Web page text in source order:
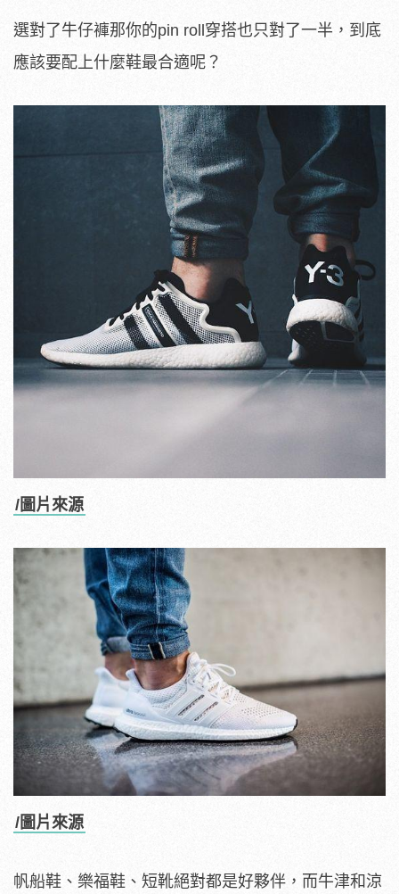
選對了牛仔褲那你的pin roll穿搭也只對了一半，到底
應該要配上什麼鞋最合適呢？
/圖片來源
/圖片來源
帆船鞋、樂福鞋、短靴絕對都是好夥伴，而牛津和涼